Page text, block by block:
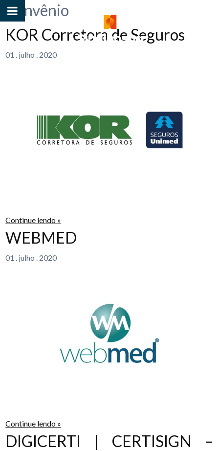
Convênio
KOR Corretora de Seguros
01 . julho . 2020
Continue lendo »
WEBMED
01 . julho . 2020
Continue lendo »
DIGICERTI | CERTISIGN –